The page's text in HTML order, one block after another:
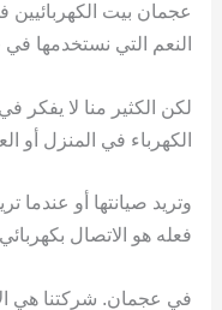
عجمان بيت الكهربائيين
النعم التي نستخدمها في
لكن الكثير منا لا يفكر
الكهرباء في المنزل أو
وتريد صيانتها أو عندما
فعله هو الاتصال
في عجمان. شركتنا هي